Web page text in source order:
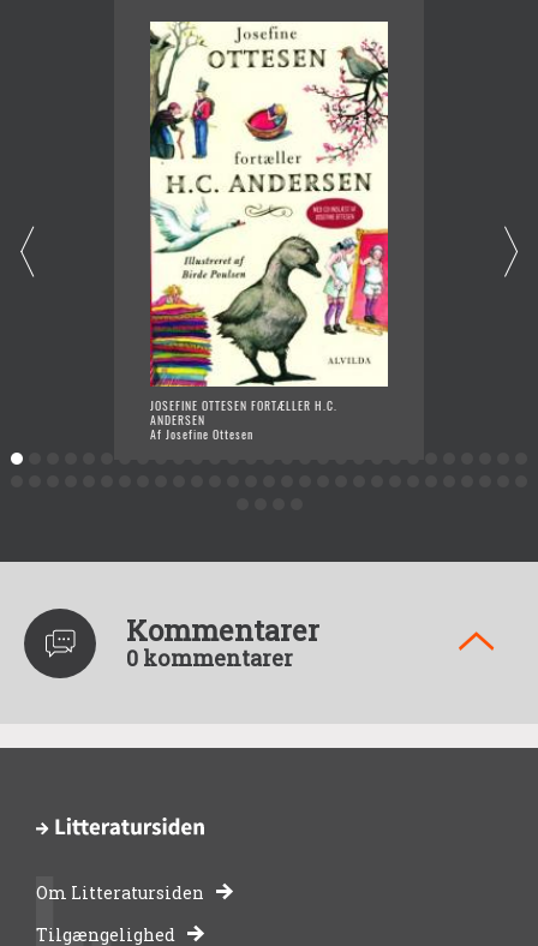
JOSEFINE OTTESEN FORTÆLLER H.C.
ANDERSEN
Af Josefine Ottesen
Kommentarer
0 kommentarer
-
Om Litteratursiden
Tilgængelighed